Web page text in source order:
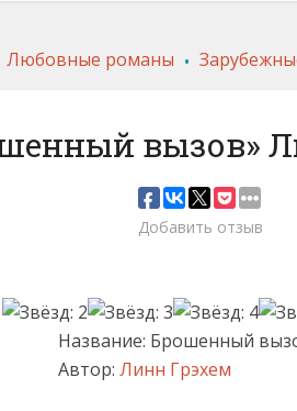
Любовные романы .
вызов»
Добавить отзыв
Название: Брошенный
Автор: Линн Грэхем